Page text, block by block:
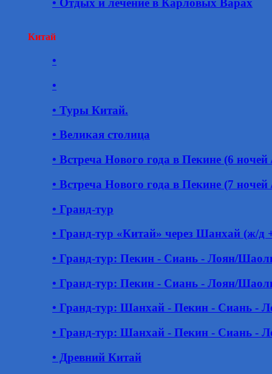
• Отдых и лечение в Карловых Варах
Китай
•
•
• Туры Китай.
• Великая столица
• Встреча Нового года в Пекине (6 ночей
• Встреча Нового года в Пекине (7 ночей
• Гранд-тур
• Гранд-тур «Китай» через Шанхай (ж/д
• Гранд-тур: Пекин - Сиань - Лоян/
• Гранд-тур: Пекин - Сиань - Лоян/
• Гранд-тур: Шанхай - Пекин - Сиань -
• Гранд-тур: Шанхай - Пекин - Сиань -
• Древний Китай